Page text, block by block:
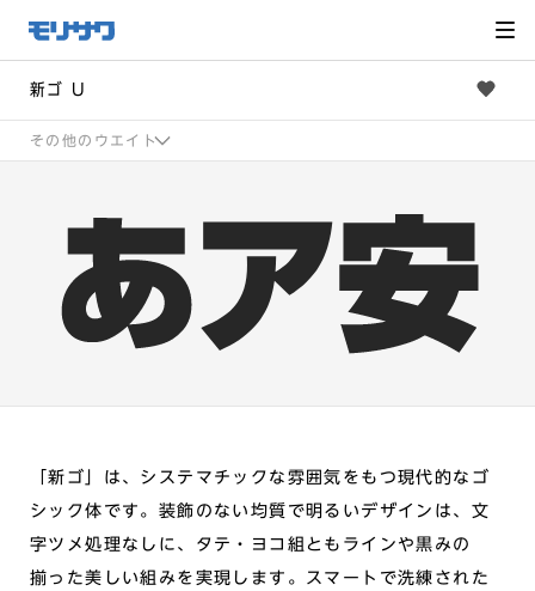
メ
ニュー
飛ばし
へ移動
新ゴ U
その他のウエイト
「新ゴ」は、システマチックな雰囲気をもつ現代的なゴ
シック体です。装飾のない均質で明るいデザインは、文
字ツメ処理なしに、タテ・ヨコ組ともラインや黒みの
揃った美しい組みを実現します。スマートで洗練された